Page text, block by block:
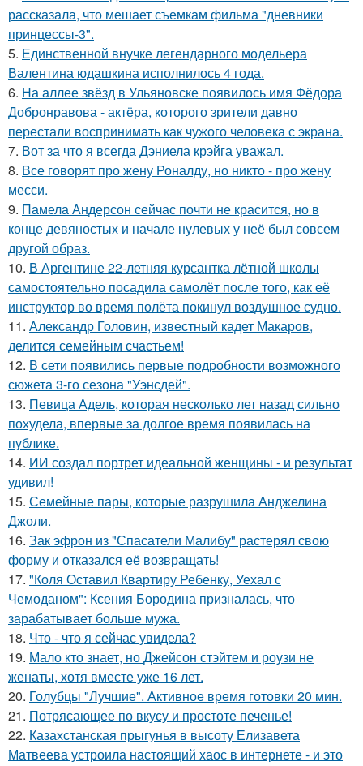
рассказала, что мешает съемкам фильма "дневники
принцессы-3".
5. Единственной внучке легендарного модельера
Валентина юдашкина исполнилось 4 года.
6. На аллее звёзд в Ульяновске появилось имя Фёдора
Добронравова - актёра, которого зрители давно
перестали воспринимать как чужого человека с экрана.
7. Вот за что я всегда Дэниела крэйга уважал.
8. Все говорят про жену Роналду, но никто - про жену
месси.
9. Памела Андерсон сейчас почти не красится, но в
конце девяностых и начале нулевых у неё был совсем
другой образ.
10. В Аргентине 22-летняя курсантка лётной школы
самостоятельно посадила самолёт после того, как её
инструктор во время полёта покинул воздушное судно.
11. Александр Головин, известный кадет Макаров,
делится семейным счастьем!
12. В сети появились первые подробности возможного
сюжета 3-го сезона "Уэнсдей".
13. Певица Адель, которая несколько лет назад сильно
похудела, впервые за долгое время появилась на
публике.
14. ИИ создал портрет идеальной женщины - и результат
удивил!
15. Семейные пары, которые разрушила Анджелина
Джоли.
16. Зак эфрон из "Спасатели Малибу" растерял свою
форму и отказался её возвращать!
17. "Коля Оставил Квартиру Ребенку, Уехал с
Чемоданом": Ксения Бородина призналась, что
зарабатывает больше мужа.
18. Что - что я сейчас увидела?
19. Мало кто знает, но Джейсон стэйтем и роузи не
женаты, хотя вместе уже 16 лет.
20. Голубцы "Лучшие". Активное время готовки 20 мин.
21. Потрясающее по вкусу и простоте печенье!
22. Казахстанская прыгунья в высоту Елизавета
Матвеева устроила настоящий хаос в интернете - и это